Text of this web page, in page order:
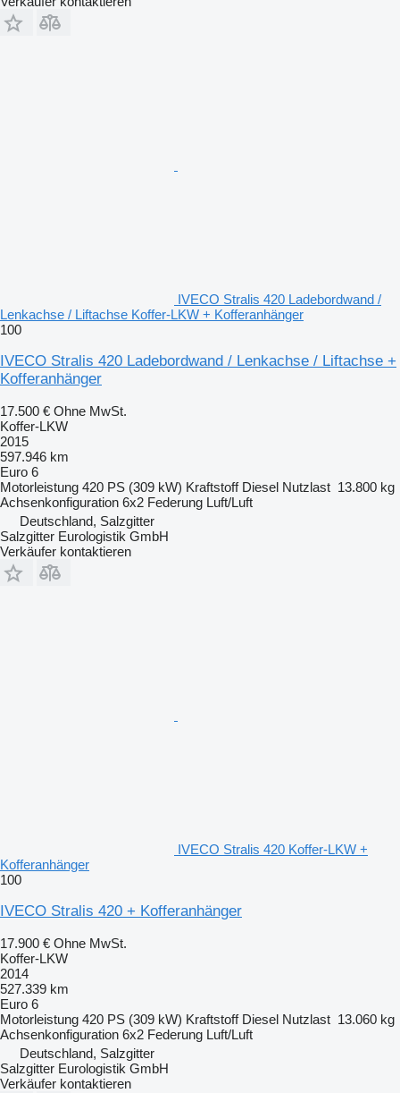
IVECO Stralis 420 Ladebordwand /
Lenkachse / Liftachse Koffer-LKW + Kofferanhänger
100
IVECO Stralis 420 Ladebordwand / Lenkachse / Liftachse +
Kofferanhänger
17.500 € Ohne MwSt.
Koffer-LKW
2015
597.946 km
Euro 6
Motorleistung 420 PS (309 kW) Kraftstoff Diesel Nutzlast 13.800 kg
Achsenkonfiguration 6x2 Federung Luft/Luft
Deutschland, Salzgitter
Salzgitter Eurologistik GmbH
Verkäufer kontaktieren
IVECO Stralis 420 Koffer-LKW +
Kofferanhänger
100
IVECO Stralis 420 + Kofferanhänger
17.900 € Ohne MwSt.
Koffer-LKW
2014
527.339 km
Euro 6
Motorleistung 420 PS (309 kW) Kraftstoff Diesel Nutzlast 13.060 kg
Achsenkonfiguration 6x2 Federung Luft/Luft
Deutschland, Salzgitter
Salzgitter Eurologistik GmbH
Verkäufer kontaktieren